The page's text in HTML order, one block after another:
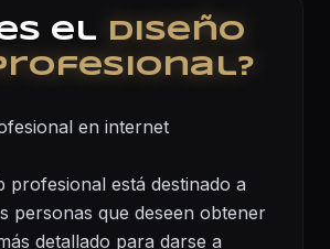
es el
Diseño
en internet
profesional está destinado a
personas que deseen obtener
detallado para darse a